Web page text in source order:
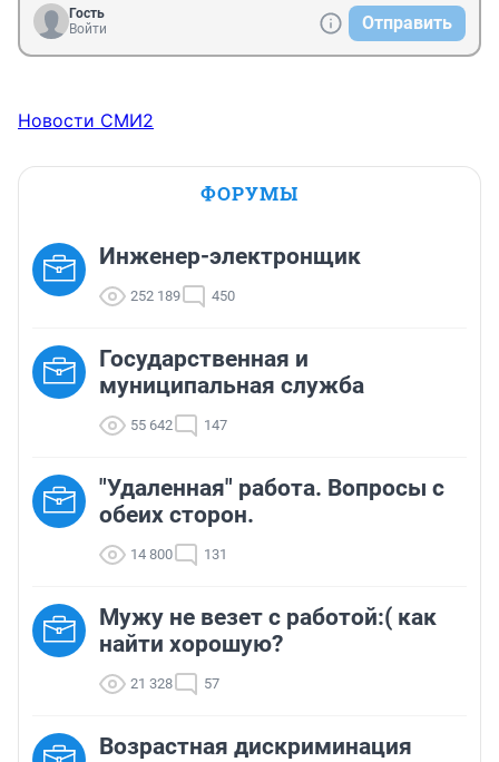
Гость
Войти
Отправить
Новости СМИ2
ФОРУМЫ
Инженер-электронщик
252 189 450
Государственная и
муниципальная служба
55 642 147
"Удаленная" работа. Вопросы с
обеих сторон.
14 800 131
Мужу не везет с работой:( как
найти хорошую?
21 328 57
Возрастная дискриминация